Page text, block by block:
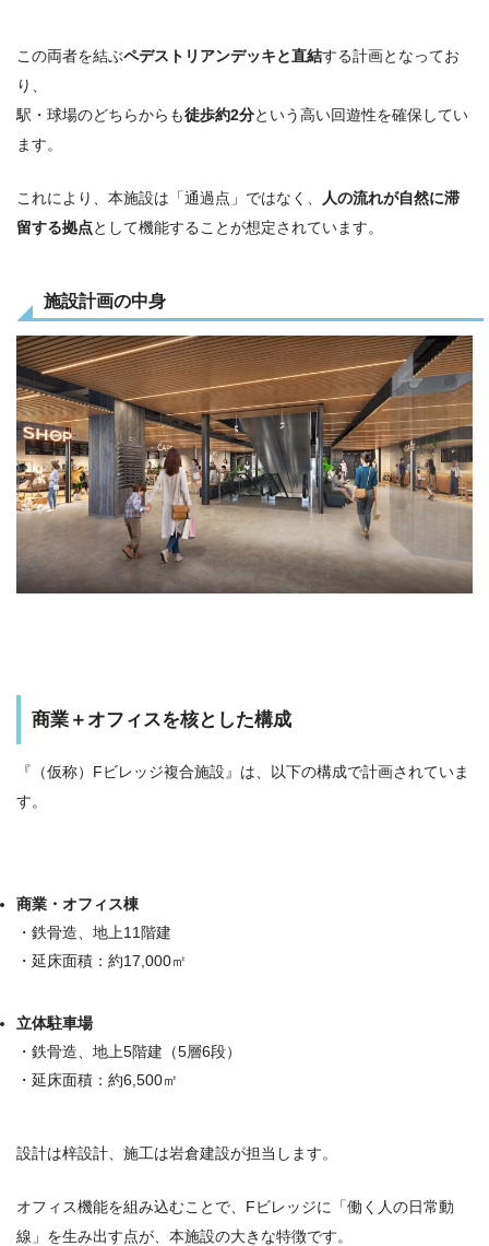
この両者を結ぶペデストリアンデッキと直結する計画となってお
り、
駅・球場のどちらからも徒歩約2分という高い回遊性を確保してい
ます。
これにより、本施設は「通過点」ではなく、
人の流れが自然に滞
留する拠点として機能することが想定されています。
施設計画の中身
商業＋オフィスを核とした構成
『（仮称）Fビレッジ複合施設』は、以下の構成で計画されていま
す。
商業・オフィス棟
・鉄骨造、地上11階建
・延床面積：約17,000㎡
立体駐車場
・鉄骨造、地上5階建（5層6段）
・延床面積：約6,500㎡
設計は梓設計、施工は岩倉建設が担当します。
オフィス機能を組み込むことで、Fビレッジに「働く人の日常動
線」を生み出す点が、本施設の大きな特徴です。